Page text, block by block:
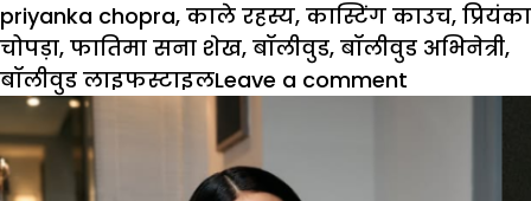
priyanka chopra, काले रहस्य, कास्टिंग काउच, प्रियंका
चोपड़ा, फातिमा सना शेख, बॉलीवुड, बॉलीवुड अभिनेत्री,
बॉलीवुड लाइफस्टाइलLeave a comment